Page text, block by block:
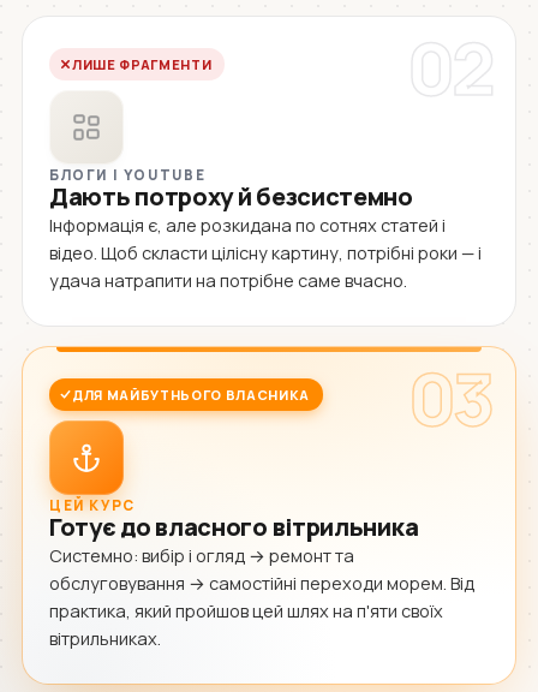
02
ЛИШЕ ФРАГМЕНТИ
БЛОГИ І YOUTUBE
Дають потроху й безсистемно
Інформація є, але розкидана по сотнях статей і
відео. Щоб скласти цілісну картину, потрібні роки — і
удача натрапити на потрібне саме вчасно.
03
ДЛЯ МАЙБУТНЬОГО ВЛАСНИКА
ЦЕЙ КУРС
Готує до власного вітрильника
Системно: вибір і огляд → ремонт та
обслуговування → самостійні переходи морем. Від
практика, який пройшов цей шлях на п'яти своїх
вітрильниках.